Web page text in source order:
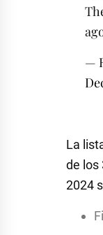
—
La
de los
2024